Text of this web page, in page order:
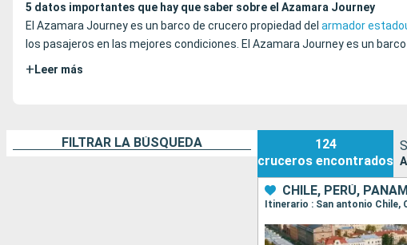
5 datos importantes que hay que saber sobre el Azamara Journey
El Azamara Journey es un barco de crucero propiedad del armador
los pasajeros en las mejores condiciones. El Azamara Journey es un
+ Leer más
FILTRAR LA BÚSQUEDA
124
cruceros encontrados
CHILE, PERÚ,